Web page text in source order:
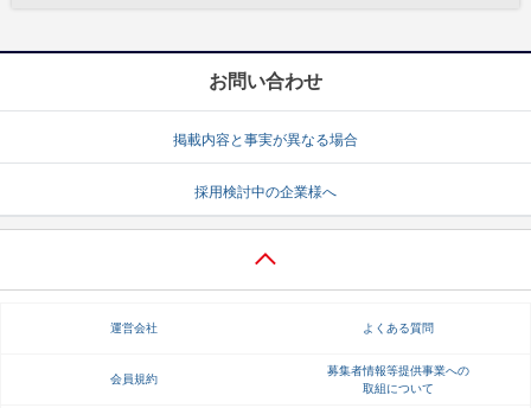
お問い合わせ
掲載内容と事実が異なる場合
採用検討中の企業様へ
運営会社 よくある質問
会員規約
募集者情報等提供事業への
取組について